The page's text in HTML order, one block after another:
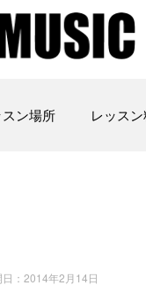
スン場所 レッス
： 2014年2月14日